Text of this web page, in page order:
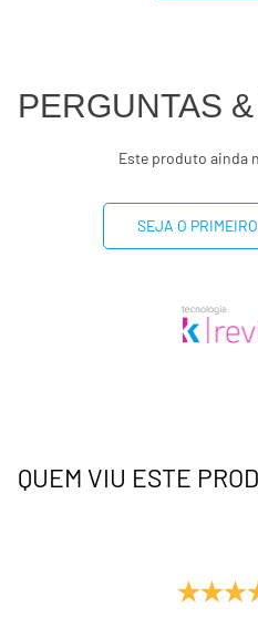
PERGUNTAS
Este produto ainda
SEJA O
QUEM VIU ESTE